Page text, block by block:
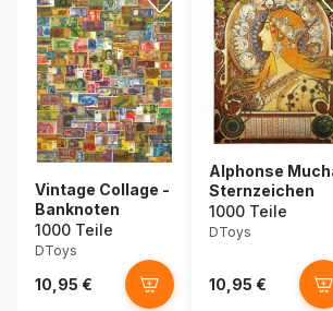
Vintage Collage -
Banknoten
1000 Teile
DToys
10,95 €
Alphonse
Sternzeichen
1000 Teile
DToys
10,95 €